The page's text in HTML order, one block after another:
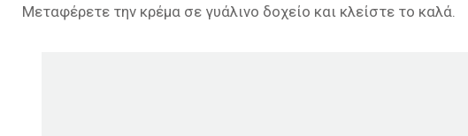
Μεταφέρετε την κρέμα σε γυάλινο δοχείο και κλείστε το καλά.